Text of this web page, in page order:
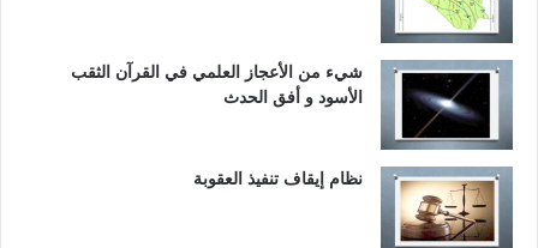
شيء من الأعجاز العلمي في القرآن الثقب
الأسود و أفق الحدث
نظام إيقاف تنفيذ العقوبة